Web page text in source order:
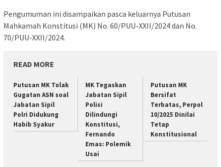
Pengumuman ini disampaikan pasca keluarnya Putusan
Mahkamah Konstitusi (MK) No. 60/PUU-XXII/2024 dan No.
70/PUU-XXII/2024.
READ MORE
Putusan MK Tolak
Gugatan ASN soal
Jabatan Sipil
Polri Didukung
Habib Syakur
MK Tegaskan
Jabatan Sipil
Polisi
Dilindungi
Konstitusi,
Fernando
Emas: Polemik
Usai
Putusan MK
Bersifat
Terbatas, Perpol
10/2025 Dinilai
Tetap
Konstitusional